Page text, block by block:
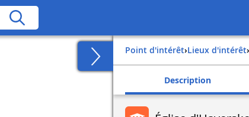
Point d'intérêt› Lieux d'intérêt›
Description